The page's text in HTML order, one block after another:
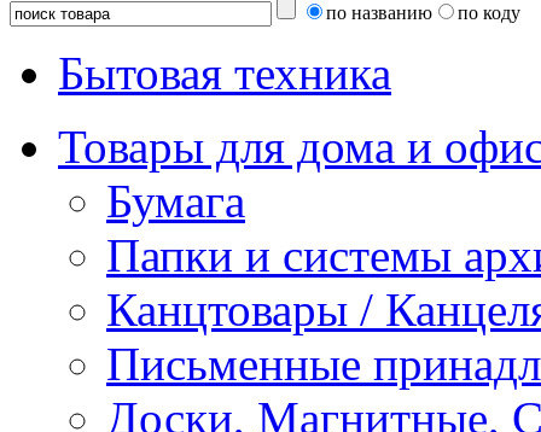
по названию по коду
Бытовая техника
Товары для дома и
Бумага
Папки и системы
Канцтовары /
Письменные
Доски, Магнитные,